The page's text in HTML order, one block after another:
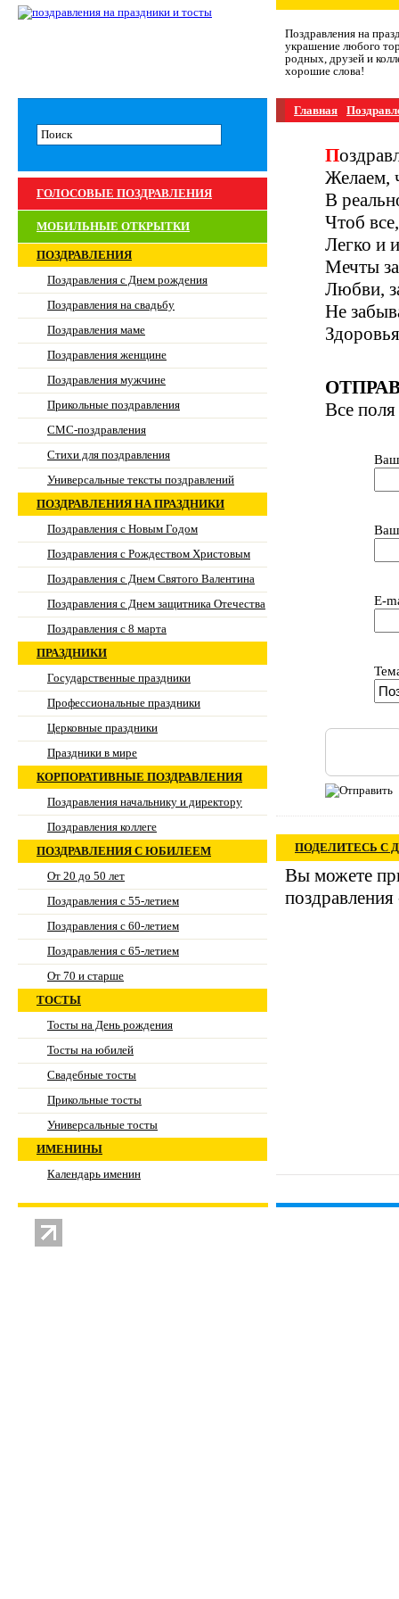
Поздравления на
украшение любого
родных, друзей и
хорошие слова!
Главная
Желаем,
В
Чтоб
Легко и
Мечты
Любви,
Не
Все
E-
ПОДЕЛИТЕСЬ С
Вы можете
ГОЛОСОВЫЕ ПОЗДРАВЛЕНИЯ
МОБИЛЬНЫЕ ОТКРЫТКИ
ПОЗДРАВЛЕНИЯ
Поздравления с Днем рождения
Поздравления на свадьбу
Поздравления маме
Поздравления женщине
Поздравления мужчине
Прикольные поздравления
СМС-поздравления
Стихи для поздравления
Универсальные тексты поздравлений
ПОЗДРАВЛЕНИЯ НА ПРАЗДНИКИ
Поздравления с Новым Годом
Поздравления с Рождеством Христовым
Поздравления с Днем Святого Валентина
Поздравления с Днем защитника Отечества
Поздравления с 8 марта
ПРАЗДНИКИ
Государственные праздники
Профессиональные праздники
Церковные праздники
Праздники в мире
КОРПОРАТИВНЫЕ ПОЗДРАВЛЕНИЯ
Поздравления начальнику и директору
Поздравления коллеге
ПОЗДРАВЛЕНИЯ С ЮБИЛЕЕМ
От 20 до 50 лет
Поздравления с 55-летием
Поздравления с 60-летием
Поздравления с 65-летием
От 70 и старше
ТОСТЫ
Тосты на День рождения
Тосты на юбилей
Свадебные тосты
Прикольные тосты
Универсальные тосты
ИМЕНИНЫ
Календарь именин